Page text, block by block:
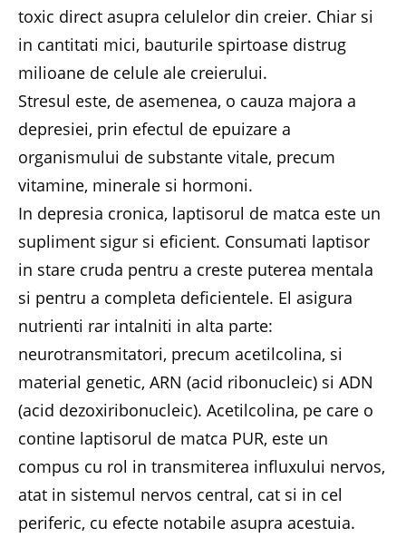
toxic direct asupra celulelor din creier. Chiar si
in cantitati mici, bauturile spirtoase distrug
milioane de celule ale creierului.
Stresul este, de asemenea, o cauza majora a
depresiei, prin efectul de epuizare a
organismului de substante vitale, precum
vitamine, minerale si hormoni.
In depresia cronica, laptisorul de matca este un
supliment sigur si eficient. Consumati laptisor
in stare cruda pentru a creste puterea mentala
si pentru a completa deficientele. El asigura
nutrienti rar intalniti in alta parte:
neurotransmitatori, precum acetilcolina, si
material genetic, ARN (acid ribonucleic) si ADN
(acid dezoxiribonucleic). Acetilcolina, pe care o
contine laptisorul de matca PUR, este un
compus cu rol in transmiterea influxului nervos,
atat in sistemul nervos central, cat si in cel
periferic, cu efecte notabile asupra acestuia.